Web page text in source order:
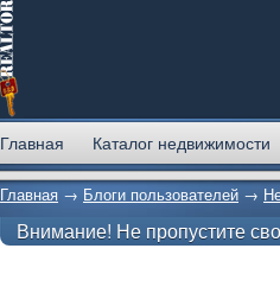
Главная Каталог недвижимости
Главная → Блоги пользователей →
Внимание! Не пропустите